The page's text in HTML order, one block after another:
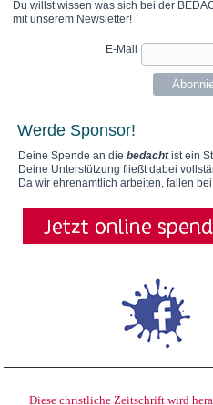
Du willst wissen was sich bei der
mit unserem Newsletter!
E-Mail
Werde Sponsor!
Deine Spende an diebedachtist ein
Deine Unterstützung fließt dabei
Da wir ehrenamtlich arbeiten, fallen
Diese christliche Zeitschrift wird